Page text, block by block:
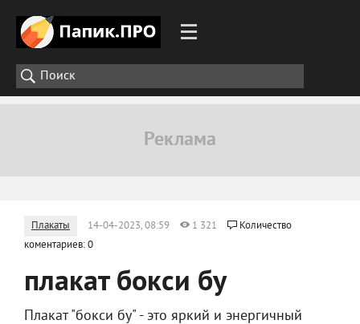
Плакаты 14-04-2023, 08:59 1 321
Количество
коментариев: 0
плакат бокси бу
Плакат "бокси бу" - это яркий и энергичный